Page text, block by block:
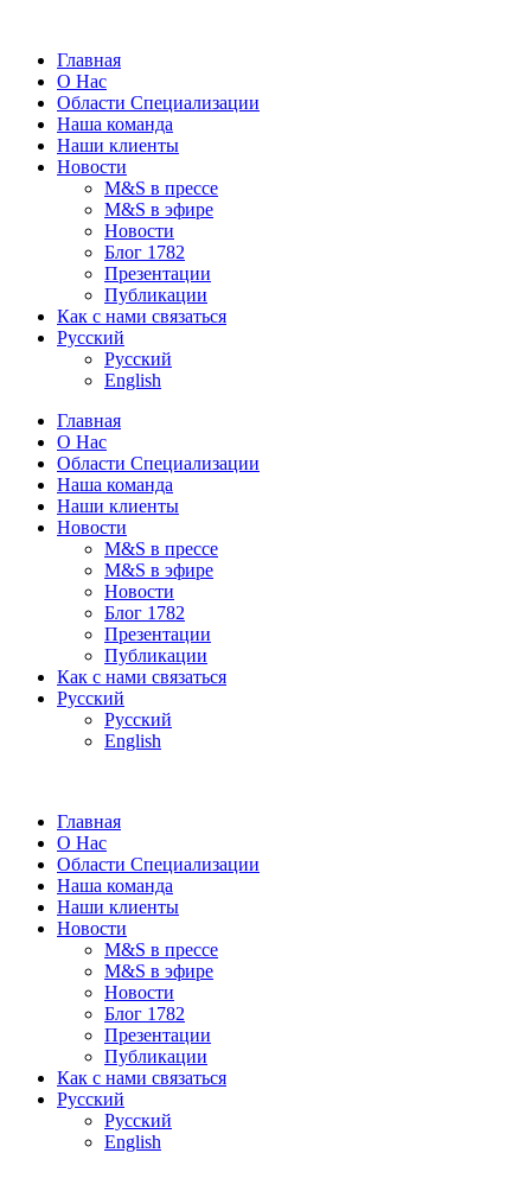
Главная
О Нас
Области Специализации
Наша команда
Наши клиенты
Новости
M&S в прессе
M&S в эфире
Новости
Блог 1782
Презентации
Публикации
Как с нами связаться
Русский
Русский
English
Главная
О Нас
Области Специализации
Наша команда
Наши клиенты
Новости
M&S в прессе
M&S в эфире
Новости
Блог 1782
Презентации
Публикации
Как с нами связаться
Русский
Русский
English
Главная
О Нас
Области Специализации
Наша команда
Наши клиенты
Новости
M&S в прессе
M&S в эфире
Новости
Блог 1782
Презентации
Публикации
Как с нами связаться
Русский
Русский
English